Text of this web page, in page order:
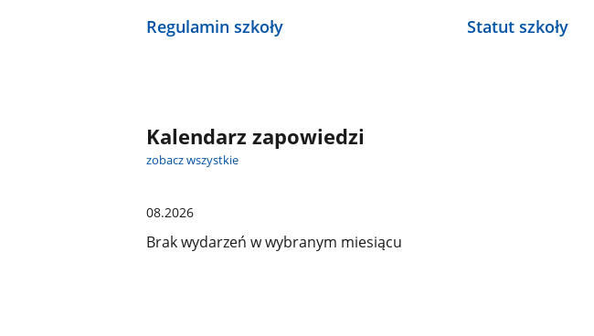
Regulamin szkoły Statut szkoły
Kalendarz zapowiedzi
zobacz wszystkie
08.2026
Brak wydarzeń w wybranym miesiącu